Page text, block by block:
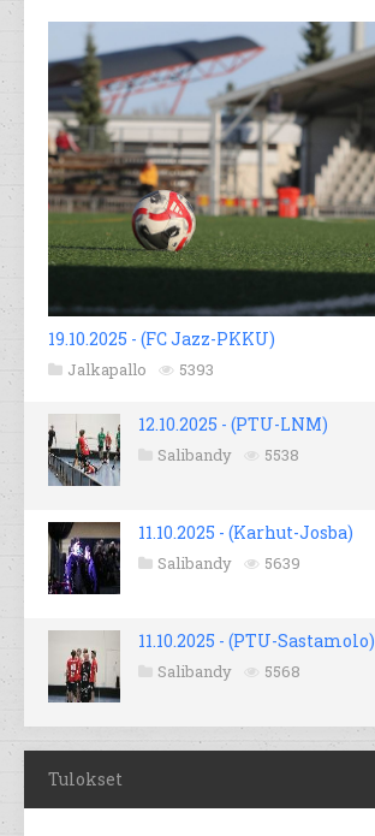
19.10.2025 - (FC Jazz-PKKU)
Jalkapallo 5393
12.10.2025 - (PTU-LNM)
Salibandy 5538
11.10.2025 - (Karhut-Josba)
Salibandy 5639
11.10.2025 - (PTU-Sastamolo)
Salibandy 5568
Tulokset